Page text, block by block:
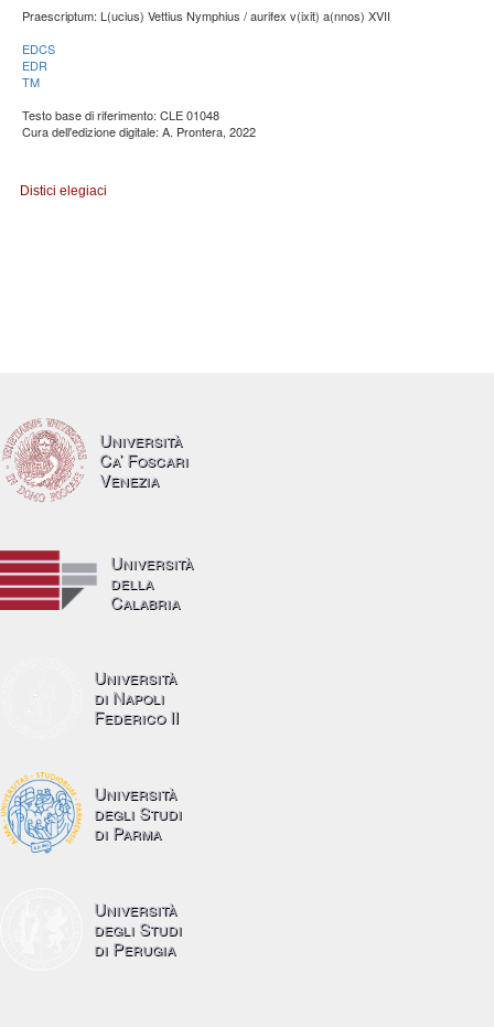
Praescriptum: L(ucius) Vettius Nymphius / aurifex v(ixit) a(nnos) XVII
EDCS
EDR
TM
Testo base di riferimento: CLE 01048
Cura dell'edizione digitale: A. Prontera, 2022
Distici elegiaci
Università
Ca’ Foscari
Venezia
Università
della
Calabria
Università
di Napoli
Federico II
Università
degli Studi
di Parma
Università
degli Studi
di Perugia